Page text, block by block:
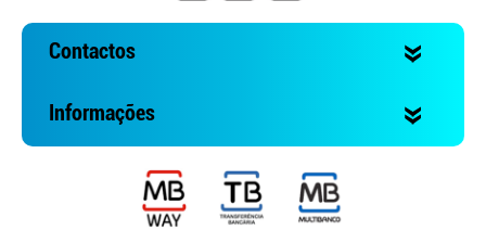
Contactos
Informações